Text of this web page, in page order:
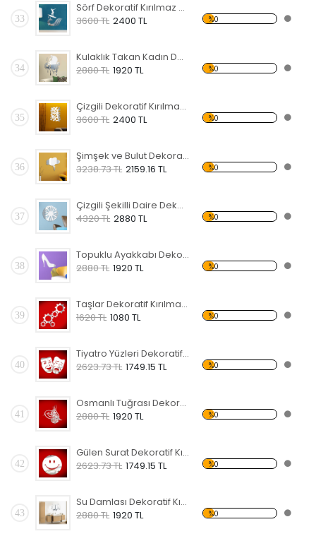
33
Sörf Dekoratif Kırılmaz Ayna
3600 TL 2400 TL %0
34
Kulaklık Takan Kadın Dekoratif Kırılmaz Ayna
2880 TL 1920 TL %0
35
Çizgili Dekoratif Kırılmaz Ayna
3600 TL 2400 TL %0
36
Şimşek ve Bulut Dekoratif Kırılmaz Ayna
3238.73 TL 2159.16 TL %0
37
Çizgili Şekilli Daire Dekoratif Kırılmaz Ayna
4320 TL 2880 TL %0
38
Topuklu Ayakkabı Dekoratif Kırılmaz Ayna
2880 TL 1920 TL %0
39
Taşlar Dekoratif Kırılmaz Ayna
1620 TL 1080 TL %0
40
Tiyatro Yüzleri Dekoratif Kırılmaz Ayna
2623.73 TL 1749.15 TL %0
41
Osmanlı Tuğrası Dekoratif Kırılmaz Ayna
2880 TL 1920 TL %0
42
Gülen Surat Dekoratif Kırılmaz Ayna
2623.73 TL 1749.15 TL %0
43
Su Damlası Dekoratif Kırılmaz Ayna
2880 TL 1920 TL %0